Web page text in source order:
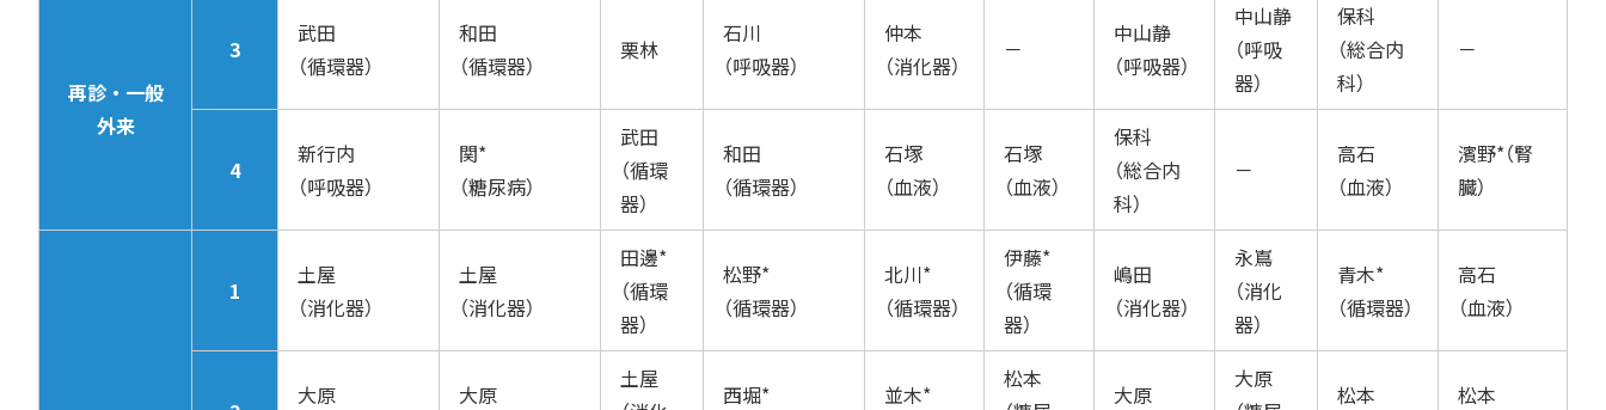
再診・一般
外来
3
武田
（循環器）
和田
（循環器）
栗林
石川
（呼吸器）
仲本
（消化器）
－
中山静
（呼吸器）
中山静
（呼吸
器）
保科
（総合内
科）
－
4
新行内
（呼吸器）
関*
（糖尿病）
武田
（循環
器）
和田
（循環器）
石塚
（血液）
石塚
（血液）
保科
（総合内
科）
－
高石
（血液）
濱野*（腎
臓）
1
土屋
（消化器）
土屋
（消化器）
田邊*
（循環
器）
松野*
（循環器）
北川*
（循環器）
伊藤*
（循環
器）
嶋田
（消化器）
永嶌
（消化
器）
青木*
（循環器）
高石
（血液）
大原
大原
土屋
西堀*
並木*
松本
大原
大原
松本
松本